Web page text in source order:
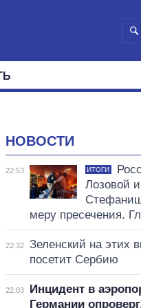
НОВОСТИ
22:53 ИТОГИ
Лозовой
меру пресечения.
22:32
Зеленский на этих
посетит Сербию
22:03
Инцидент в
Германии